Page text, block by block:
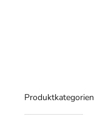
Produktkategorien